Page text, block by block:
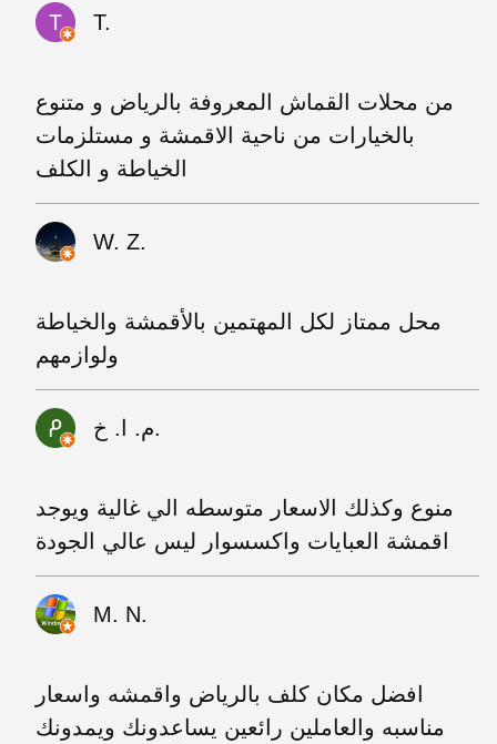
T.
من محلات القماش المعروفة بالرياض و متنوع
بالخيارات من ناحية الاقمشة و مستلزمات
الخياطة و الكلف
W. Z.
محل ممتاز لكل المهتمين بالأقمشة والخياطة
ولوازمهم
م. ا. خ.
منوع وكذلك الاسعار متوسطه الي غالية ويوجد
اقمشة العبايات واكسسوار ليس عالي الجودة
M. N.
افضل مكان كلف بالرياض واقمشه واسعار
مناسبه والعاملين رائعين يساعدونك ويمدونك